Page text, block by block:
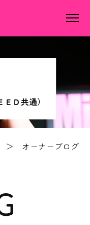
Ｄ共通）
＞ オーナーブログ